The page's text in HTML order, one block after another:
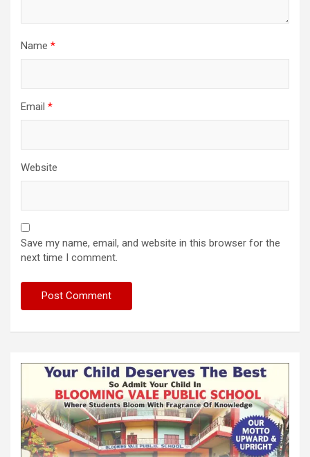
Name *
Email *
Website
Save my name, email, and website in this browser for the
next time I comment.